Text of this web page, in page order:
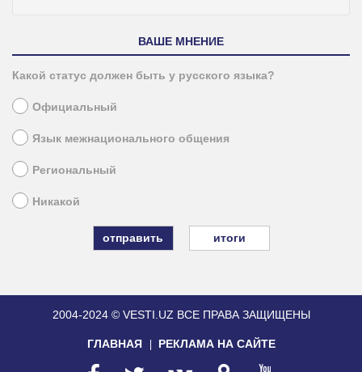
ВАШЕ МНЕНИЕ
Какой статус должен быть у русского языка?
Официальный
Язык межнационального общения
Региональный
Никакой
итоги
2004-2024 © VESTI.UZ ВСЕ ПРАВА ЗАЩИЩЕНЫ
ГЛАВНАЯ РЕКЛАМА НА САЙТЕ